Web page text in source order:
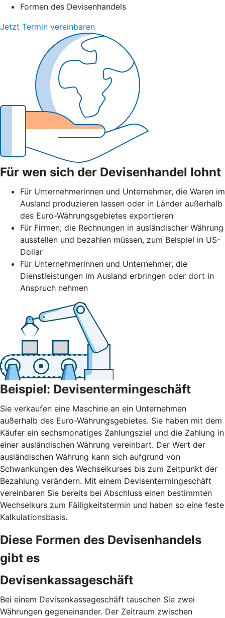
Formen des Devisenhandels
Jetzt Termin vereinbaren
Für wen sich der Devisenhandel lohnt
Für Unternehmerinnen und Unternehmer, die Waren im
Ausland produzieren lassen oder in Länder außerhalb
des Euro-Währungsgebietes exportieren
Für Firmen, die Rechnungen in ausländischer Währung
ausstellen und bezahlen müssen, zum Beispiel in US-
Dollar
Für Unternehmerinnen und Unternehmer, die
Dienstleistungen im Ausland erbringen oder dort in
Anspruch nehmen
Beispiel: Devisentermingeschäft
Sie verkaufen eine Maschine an ein Unternehmen
außerhalb des Euro-Währungsgebietes. Sie haben mit dem
Käufer ein sechsmonatiges Zahlungsziel und die Zahlung in
einer ausländischen Währung vereinbart. Der Wert der
ausländischen Währung kann sich aufgrund von
Schwankungen des Wechselkurses bis zum Zeitpunkt der
Bezahlung verändern. Mit einem Devisentermingeschäft
vereinbaren Sie bereits bei Abschluss einen bestimmten
Wechselkurs zum Fälligkeitstermin und haben so eine feste
Kalkulationsbasis.
Diese Formen des Devisenhandels
gibt es
Devisenkassageschäft
Bei einem Devisenkassageschäft tauschen Sie zwei
Währungen gegeneinander. Der Zeitraum zwischen